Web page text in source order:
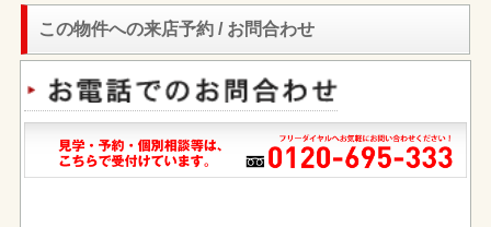
この物件への来店予約 / お問合わせ